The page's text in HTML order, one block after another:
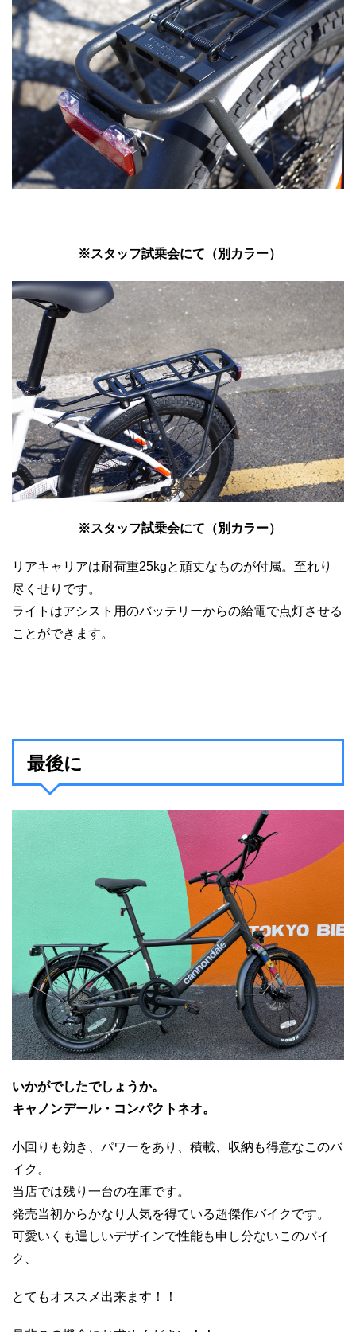
※スタッフ試乗会にて（別カラー）
※スタッフ試乗会にて（別カラー）
リアキャリアは耐荷重25kgと頑丈なものが付属。至れり
尽くせりです。
ライトはアシスト用のバッテリーからの給電で点灯させる
ことができます。
最後に
いかがでしたでしょうか。
キャノンデール・コンパクトネオ。
小回りも効き、パワーをあり、積載、収納も得意なこのバ
イク。
当店では残り一台の在庫です。
発売当初からかなり人気を得ている超傑作バイクです。
可愛いくも逞しいデザインで性能も申し分ないこのバイ
ク、
とてもオススメ出来ます！！